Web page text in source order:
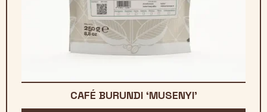
CAFÉ BURUNDI ‘MUSENYI’